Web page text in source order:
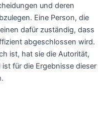
und deren
Eine Person, die
dafür zuständig, dass
abgeschlossen wird.
ist, hat sie die Autorität,
für die Ergebnisse dieser